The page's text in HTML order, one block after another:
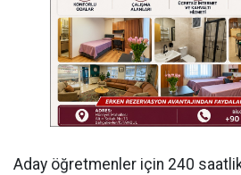
Aday öğretmenler için 240